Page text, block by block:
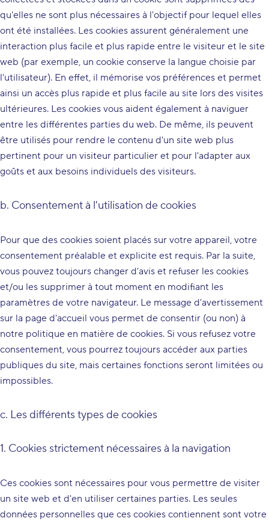
qu'elles ne sont plus nécessaires à l'objectif pour lequel elles
ont été installées. Les cookies assurent généralement une
interaction plus facile et plus rapide entre le visiteur et le site
web (par exemple, un cookie conserve la langue choisie par
l'utilisateur). En effet, il mémorise vos préférences et permet
ainsi un accès plus rapide et plus facile au site lors des visites
ultérieures. Les cookies vous aident également à naviguer
entre les différentes parties du web. De même, ils peuvent
être utilisés pour rendre le contenu d'un site web plus
pertinent pour un visiteur particulier et pour l'adapter aux
goûts et aux besoins individuels des visiteurs.
b. Consentement à l'utilisation de cookies
Pour que des cookies soient placés sur votre appareil, votre
consentement préalable et explicite est requis. Par la suite,
vous pouvez toujours changer d'avis et refuser les cookies
et/ou les supprimer à tout moment en modifiant les
paramètres de votre navigateur. Le message d'avertissement
sur la page d'accueil vous permet de consentir (ou non) à
notre politique en matière de cookies. Si vous refusez votre
consentement, vous pourrez toujours accéder aux parties
publiques du site, mais certaines fonctions seront limitées ou
impossibles.
c. Les différents types de cookies
1. Cookies strictement nécessaires à la navigation
Ces cookies sont nécessaires pour vous permettre de visiter
un site web et d'en utiliser certaines parties. Les seules
données personnelles que ces cookies contiennent sont votre